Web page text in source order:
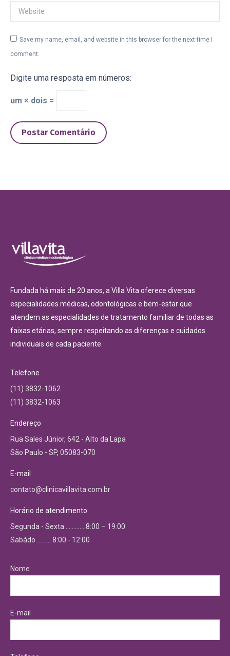
Website
Save my name, email, and website in this browser for the next time I
comment.
Digite uma resposta em números:
um × dois =
Postar Comentário
Fundada há mais de 20 anos, a Villa Vita oferece diversas
especialidades médicas, odontológicas e bem-estar que
atendem as especialidades de tratamento familiar de todas as
faixas etárias, sempre respeitando as diferenças e cuidados
individuais de cada paciente.
Telefone
(11) 3832-1062
(11) 3832-1063
Endereço
Rua Sales Júnior, 642 - Alto da Lapa
São Paulo - SP, 05083-070
E-mail
contato@clinicavillavita.com.br
Horário de atendimento
Segunda - Sexta ………… 8:00 – 19:00
Sabádo ……… 8:00 - 12:00
Nome
E-mail